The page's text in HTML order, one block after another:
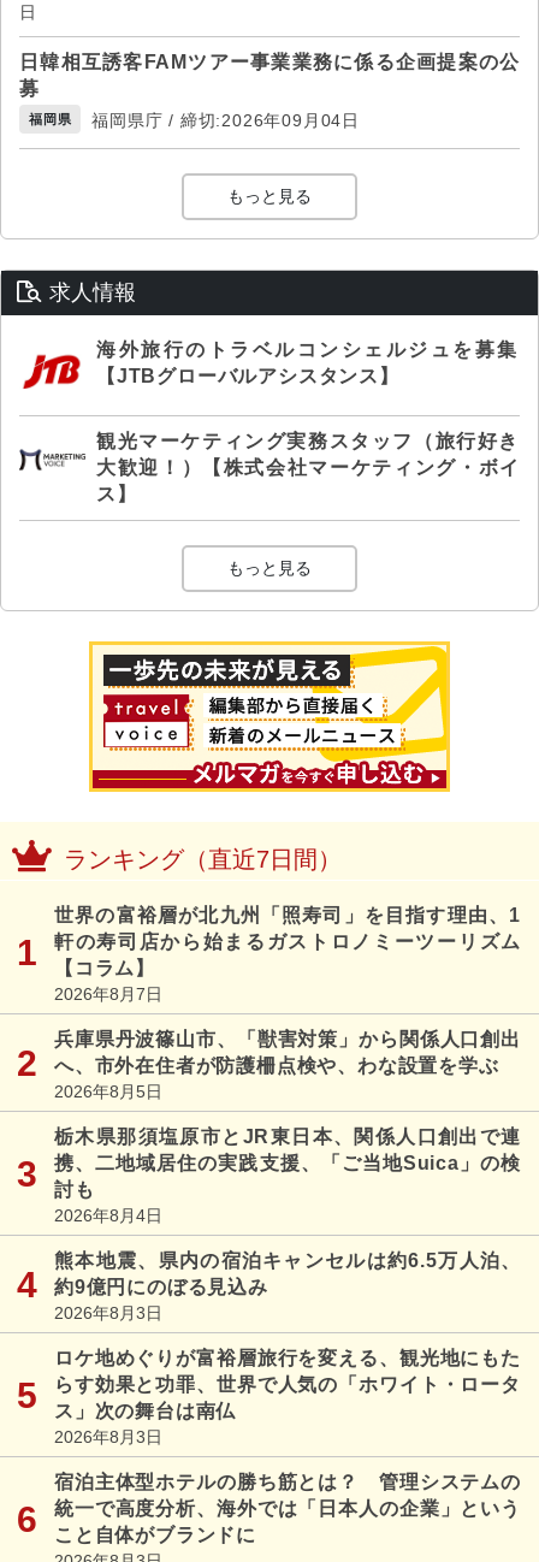
日
日韓相互誘客FAMツアー事業業務に係る企画提案の公
募
福岡県 福岡県庁 / 締切:2026年09月04日
もっと見る
求人情報
海外旅行のトラベルコンシェルジュを募集
【JTBグローバルアシスタンス】
観光マーケティング実務スタッフ（旅行好き
大歓迎！）【株式会社マーケティング・ボイ
ス】
もっと見る
ランキング（直近7日間）
世界の富裕層が北九州「照寿司」を目指す理由、1
軒の寿司店から始まるガストロノミーツーリズム
【コラム】
2026年8月7日
兵庫県丹波篠山市、「獣害対策」から関係人口創出
へ、市外在住者が防護柵点検や、わな設置を学ぶ
2026年8月5日
栃木県那須塩原市とJR東日本、関係人口創出で連
携、二地域居住の実践支援、「ご当地Suica」の検
討も
2026年8月4日
熊本地震、県内の宿泊キャンセルは約6.5万人泊、
約9億円にのぼる見込み
2026年8月3日
ロケ地めぐりが富裕層旅行を変える、観光地にもた
らす効果と功罪、世界で人気の「ホワイト・ロータ
ス」次の舞台は南仏
2026年8月3日
宿泊主体型ホテルの勝ち筋とは？ 管理システムの
統一で高度分析、海外では「日本人の企業」という
こと自体がブランドに